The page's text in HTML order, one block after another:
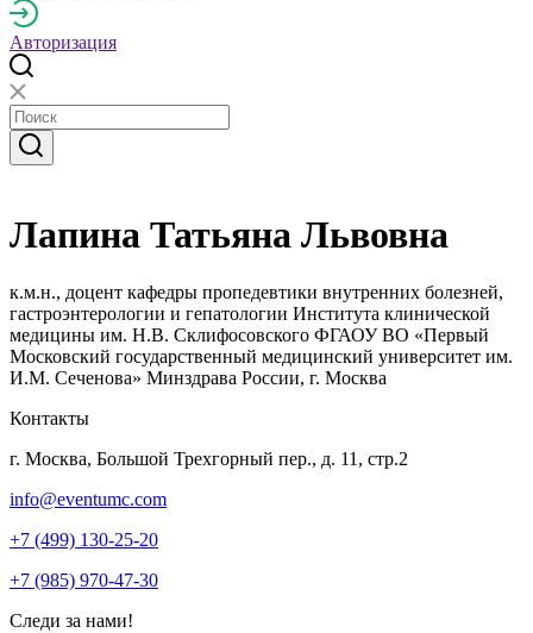
Авторизация
Лапина Татьяна Львовна
к.м.н., доцент кафедры пропедевтики внутренних болезней,
гастроэнтерологии и гепатологии Института клинической
медицины им. Н.В. Склифосовского ФГАОУ ВО «Первый
Московский государственный медицинский университет им.
И.М. Сеченова» Минздрава России, г. Москва
Контакты
г. Москва, Большой Трехгорный пер., д. 11, стр.2
info@eventumc.com
+7 (499) 130-25-20
+7 (985) 970-47-30
Следи за нами!